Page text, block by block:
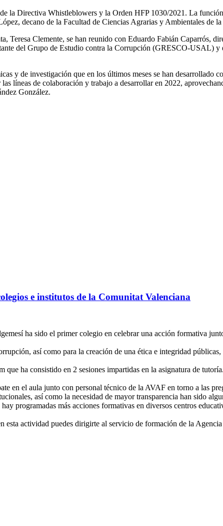
la Directiva Whistleblowers y la Orden HFP 1030/2021. La
decano de la Facultad de Ciencias Agrarias y Ambientales de
Clemente, se han reunido con Eduardo Fabián Caparrós,
del Grupo de Estudio contra la Corrupción (GRESCO-USAL) y
y de investigación que en los últimos meses se han desarrollado
líneas de colaboración y trabajo a desarrollar en 2022,
González.
e institutos de la Comunitat Valenciana
ha sido el primer colegio en celebrar una acción formativa
así como para la creación de una ética e integridad
ha consistido en 2 sesiones impartidas en la asignatura de
en el aula junto con personal técnico de la AVAF en torno a las
así como la necesidad de mayor transparencia han sido
programadas más acciones formativas en diversos centros
esta actividad puedes dirigirte al servicio de formación de la